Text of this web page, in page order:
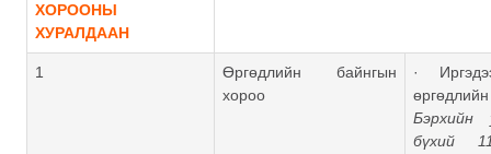
ХОРООНЫ
ХУРАЛДААН
1
Өргөдлийн байнгын
хороо
·
Бэрхийн
бүхий